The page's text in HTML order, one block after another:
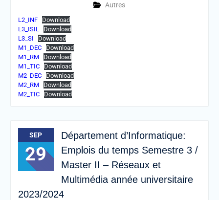
Autres
L2_INF
Download
L3_ISIL
Download
L3_SI
Download
M1_DEC
Download
M1_RM
Download
M1_TIC
Download
M2_DEC
Download
M2_RM
Download
M2_TIC
Download
SEP
29
Département d’Informatique:
Emplois du temps Semestre 3 /
Master II – Réseaux et
Multimédia année universitaire
2023/2024